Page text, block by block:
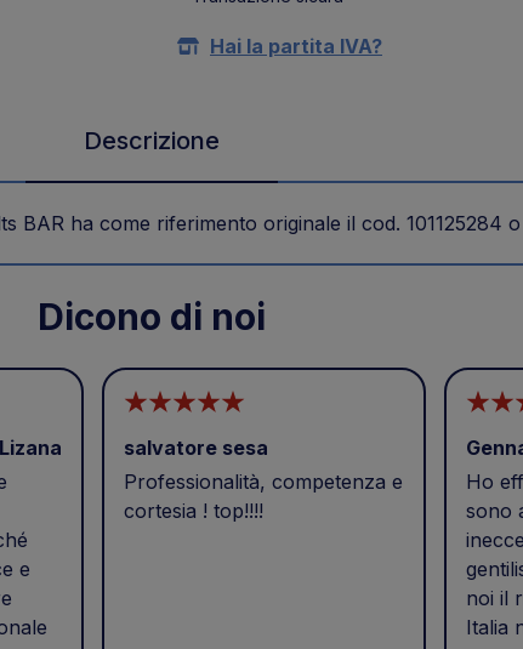
Hai la partita IVA?
Descrizione
BAR ha come riferimento originale il cod. 101125284 o
Dicono di noi
e
salvatore sesa
Professionalità, competenza e
cortesia ! top!!!!
Ho
sono
noi il
Italia